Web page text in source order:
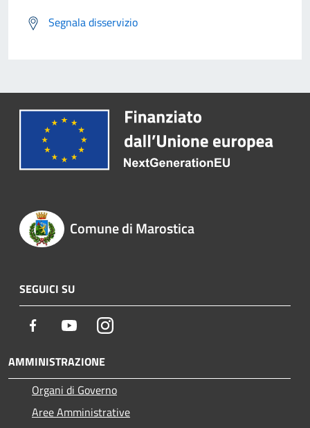
Segnala disservizio
Comune di Marostica
SEGUICI SU
Facebook YoutubeInstagram
AMMINISTRAZIONE
Organi di Governo
Aree Amministrative